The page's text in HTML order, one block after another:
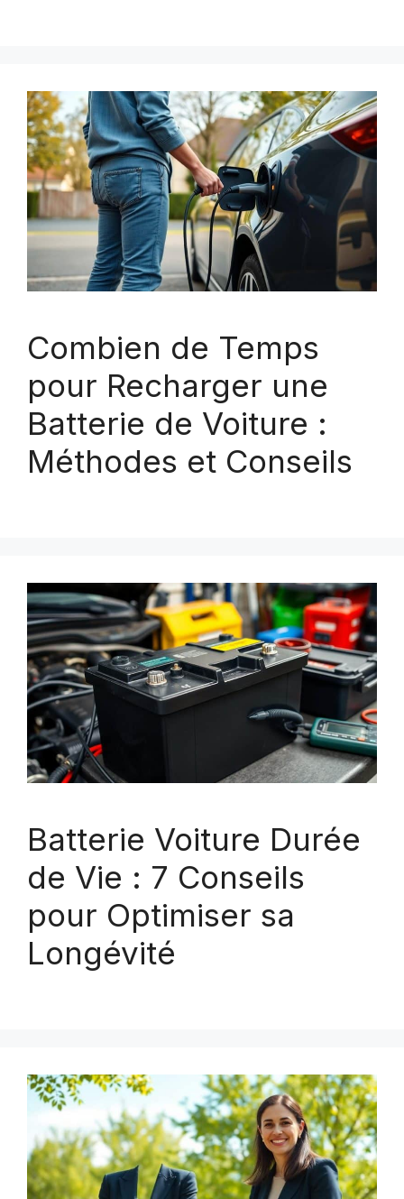
Combien de Temps
pour Recharger une
Batterie de Voiture :
Méthodes et Conseils
Batterie Voiture Durée
de Vie : 7 Conseils
pour Optimiser sa
Longévité